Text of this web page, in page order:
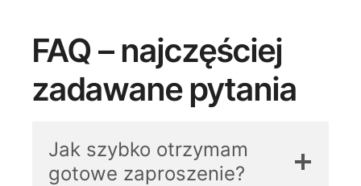
FAQ – najczęściej
zadawane pytania
Jak szybko otrzymam
gotowe zaproszenie?